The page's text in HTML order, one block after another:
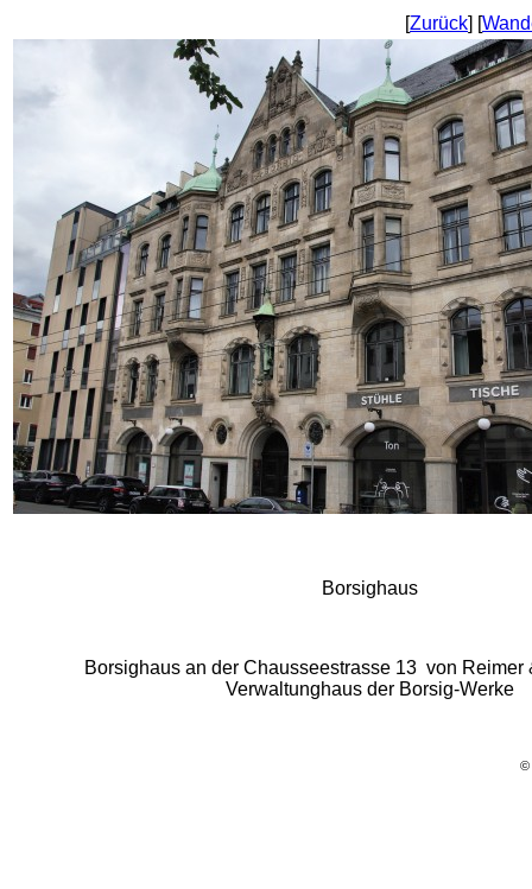
[Zurück] [
Borsighaus
Borsighaus an der Chausseestrasse 13 von Reimer
Verwaltunghaus der Borsig-Werke
©